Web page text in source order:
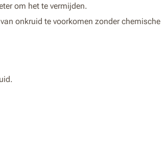
om het te vermijden.
onkruid te voorkomen zonder chemische